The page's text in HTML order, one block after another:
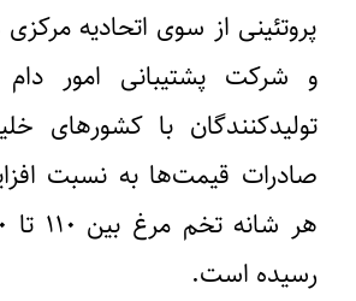
پروتئینی از سوی اتحادیه
و شرکت پشتیبانی امور دام
تولیدکنندگان با کشورهای
صادرات قیمت‌ها به نسبت
رسیده است.